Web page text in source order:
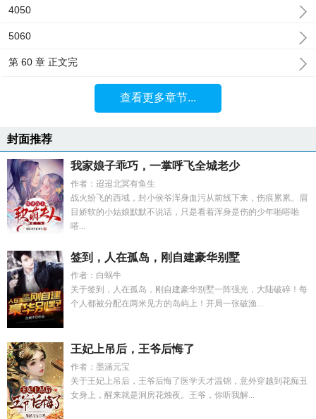
4050
5060
第 60 章 正文完
查看更多章节...
封面推荐
我家娘子乖巧，一掌呼飞全城老少
作者：迢迢北冥有鱼生
战火纷飞的西域，封小侯爷浑身血污从前线下来，伤痕累累。眉
目娇软的小姑娘默默不说话，只是看着浑身是伤的少年啪嗒啪
嗒...
签到，人在孤岛，刚自建豪华别墅
作者：白蜗牛
关于签到，人在孤岛，刚自建豪华别墅一阵强光，大陆破碎！每
个人都被分配在两米见方的岛屿上！开局一张破渔...
王妃上吊后，王爷后悔了
作者：墨涵元宝
关于王妃上吊后，王爷后悔了医学天才温锦，意外穿越到花痴丑
女身上，醒来就是洞房花烛夜。王爷，你听我解...